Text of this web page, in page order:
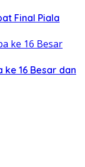
Final Piala
ke 16 Besar dan